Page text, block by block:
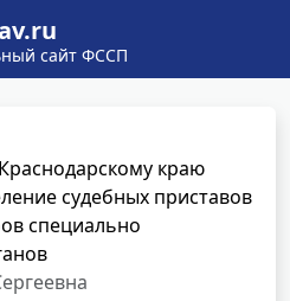
сайт ФССП
краю
судебных приставов
специально